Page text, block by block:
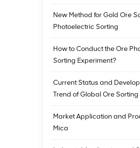
New Method for Gold Ore
Photoelectric Sorting
How to Conduct the Ore
Sorting Experiment?
Current Status and
Trend of Global Ore Sorting
Market Application and
Mica